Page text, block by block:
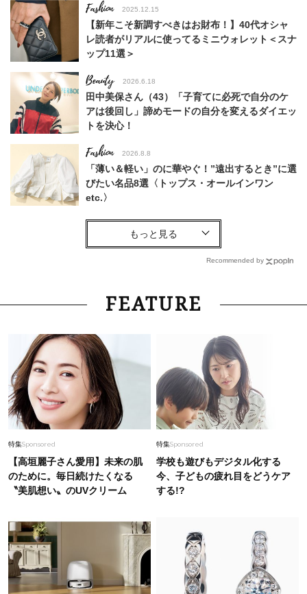
Fashion 2025.12.15
【新年こそ新調すべきはお財布！】40代オシャ
レ読者がリアルに使ってるミニウォレット＜スナ
ップ11選＞
Beauty 2026.6.18
田中美保さん（43）「子育てに必死で自分のケ
アは後回し」諦めモードの自分を変えるダイエッ
トを決心！
Fashion 2026.8.8
「薄い＆軽い」のに華やぐ！”遠出するとき”に選
びたい名品8選〈トップス・オールインワン
etc.〉
Fashion
ラク可愛いのに「オールシーズン着回し」が叶
う！40代が1着持っておきたい【セットアップ】
Fashion 2026.8.2
10年後もつけ続けたい造形美。40代が華やぐ
Fashion
〈ロエベ、セリーヌetc.〉「それどこの？」オシ
ャレに差がつく【ハイブラ夏バッグ】4選
日傘が使えない日に頼れるUVキャップ6選
【#Fumio名品】
〈元社長秘書〉内緒で教える【お盆の帰省手土産
5選】東京で買える「また買ってきて」と喜ばれ
Fashion 2026.8.2
Recommended by
FEATURE
特集Sponsored
【高垣麗子さん愛用】未来の肌
のために。毎日続けたくなる
〝美肌想い〟のUVクリーム
特集Sponsored
学校も遊びもデジタル化する
今、子どもの疲れ目をどうケア
する!?